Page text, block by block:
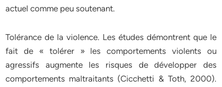
actuel comme peu soutenant.
Tolérance de la violence. Les études démontrent que le
fait de « tolérer » les comportements violents ou
agressifs augmente les risques de développer des
comportements maltraitants (Cicchetti & Toth, 2000).